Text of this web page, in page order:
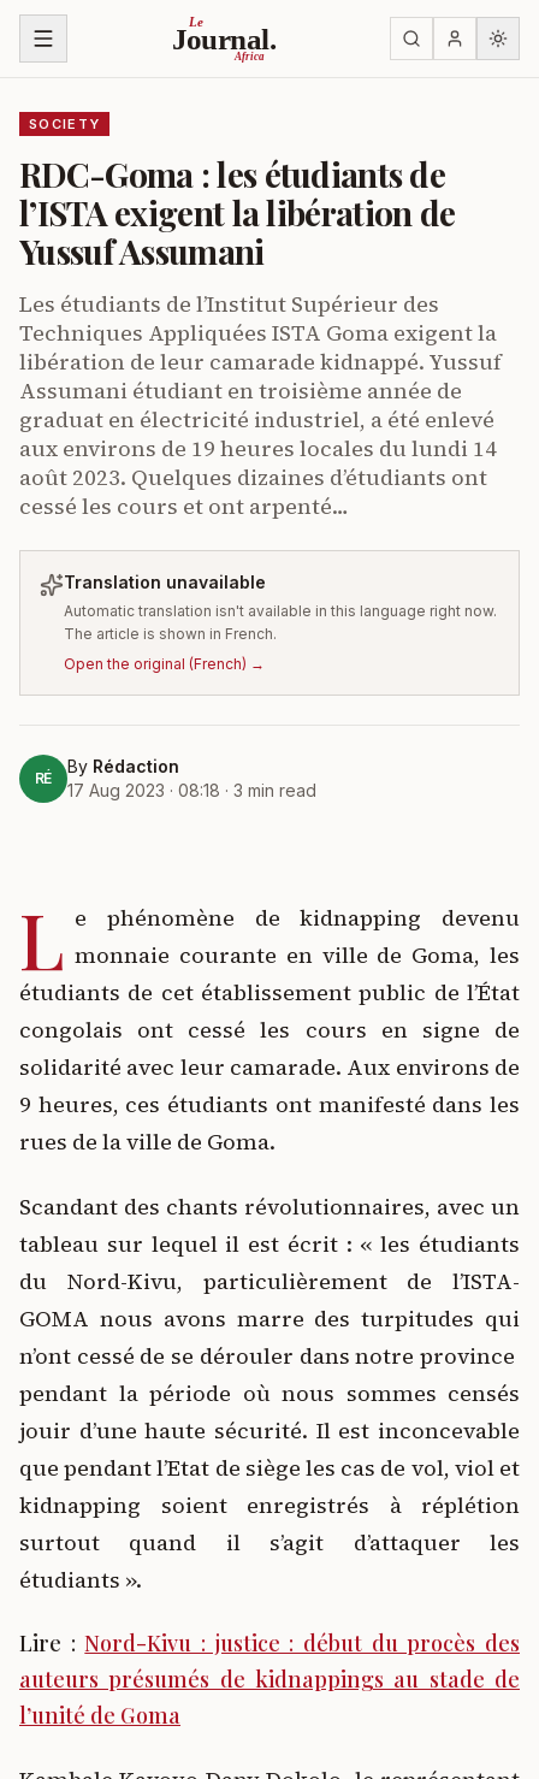
Skip to content Le
Journal.
Africa
SOCIETY
RDC-Goma : les étudiants de
l’ISTA exigent la libération de
Yussuf Assumani
Les étudiants de l’Institut Supérieur des
Techniques Appliquées ISTA Goma exigent la
libération de leur camarade kidnappé. Yussuf
Assumani étudiant en troisième année de
graduat en électricité industriel, a été enlevé
aux environs de 19 heures locales du lundi 14
août 2023. Quelques dizaines d’étudiants ont
cessé les cours et ont arpenté…
Translation unavailable
Automatic translation isn't available in this language right now.
The article is shown in French.
Open the original (French) →
RÉ
By Rédaction
17 Aug 2023 · 08:18 · 3 min read
L e phénomène de kidnapping devenu
monnaie courante en ville de Goma, les
étudiants de cet établissement public de l’État
congolais ont cessé les cours en signe de
solidarité avec leur camarade. Aux environs de
9 heures, ces étudiants ont manifesté dans les
rues de la ville de Goma.
Scandant des chants révolutionnaires, avec un
tableau sur lequel il est écrit : « les étudiants
du Nord-Kivu, particulièrement de l’ISTA-
GOMA nous avons marre des turpitudes qui
n’ont cessé de se dérouler dans notre province
pendant la période où nous sommes censés
jouir d’une haute sécurité. Il est inconcevable
que pendant l’Etat de siège les cas de vol, viol et
kidnapping soient enregistrés à réplétion
surtout quand il s’agit d’attaquer les
étudiants ».
Lire :Nord-Kivu : justice : début du procès des
auteurs présumés de kidnappings au stade de
l’unité de Goma